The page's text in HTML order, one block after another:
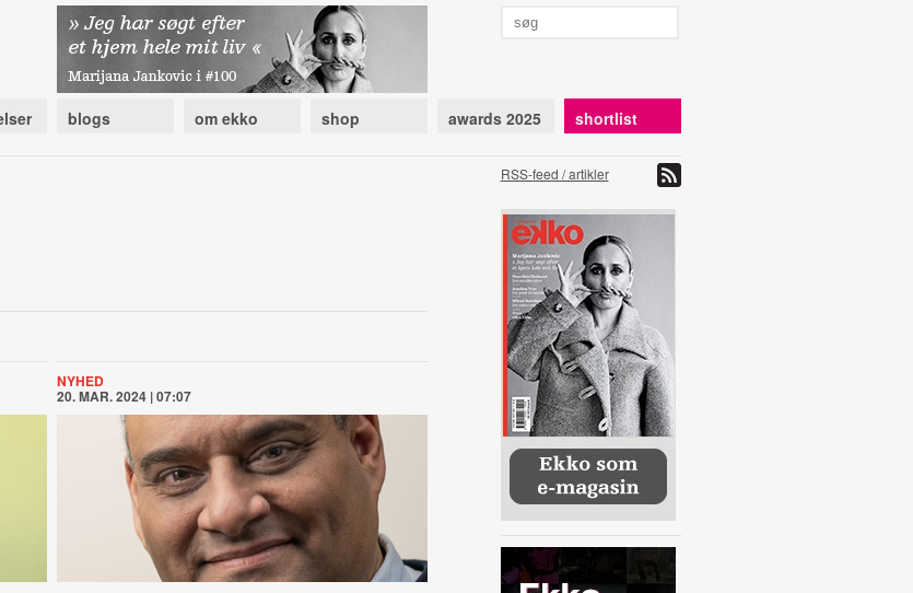
blogs om ekko shop awards 2025 shortlist
RSS-feed / artikler
NYHED
20. MAR. 2024 | 07:07